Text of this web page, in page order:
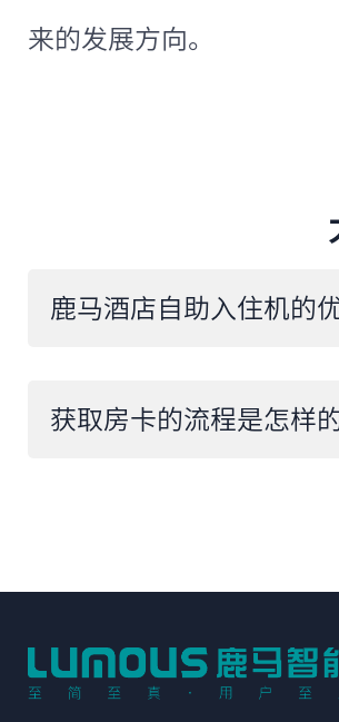
来的发展方向。
鹿马酒店自助入住机的
获取房卡的流程是怎样的